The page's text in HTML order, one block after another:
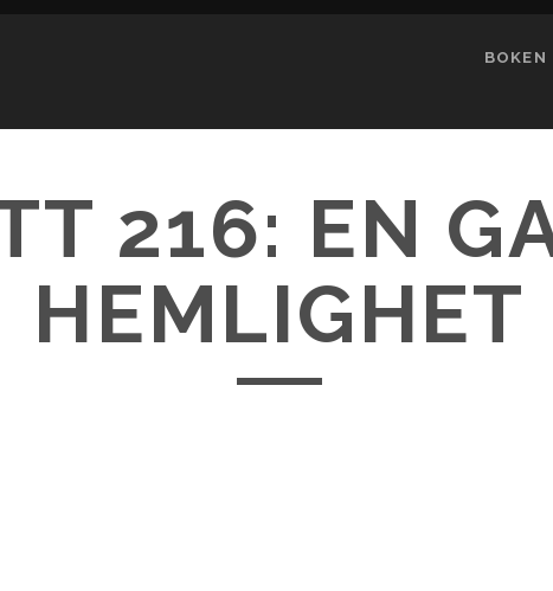
BOKEN
216: EN
HEMLIGHET